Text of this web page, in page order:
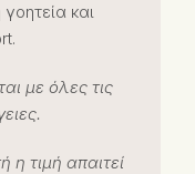
και
με όλες τις
τιμή απαιτεί